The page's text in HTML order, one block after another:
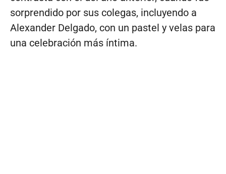
sorprendido por sus colegas, incluyendo a
Alexander Delgado, con un pastel y velas para
una celebración más íntima.